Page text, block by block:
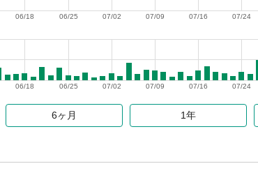
07/24
07/16
07/09
07/02
06/25
06/18
07/24
07/16
07/09
07/02
06/25
06/18
6ヶ月 1年